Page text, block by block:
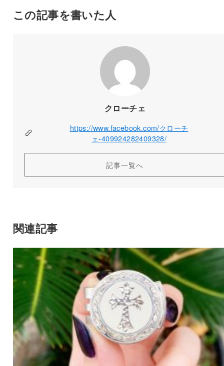
この記事を書いた人
クローチェ
https://www.facebook.com/クローチ
ェ-409924282409328/
記事一覧へ
関連記事